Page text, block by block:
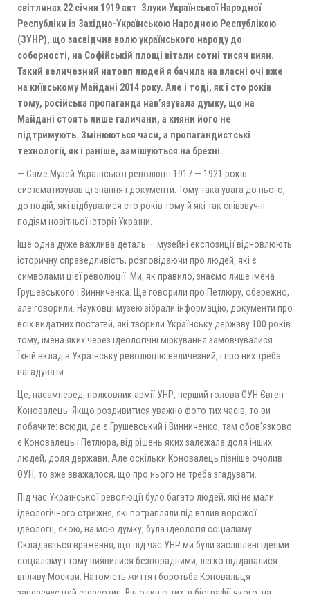
світлинах 22 січня 1919 акт Злуки Української Народної
Республіки із Західно-Українською Народною Республікою
(ЗУНР), що засвідчив волю українського народу до
соборності, на Софійській площі вітали сотні тисяч киян.
Такий величезний натовп людей я бачила на власні очі вже
на київському Майдані 2014 року. Але і тоді, як і сто років
тому, російська пропаганда нав’язувала думку, що на
Майдані стоять лише галичани, а кияни його не
підтримують. Змінюються часи, а пропагандистські
технології, як і раніше, замішуються на брехні.
— Саме Музей Української революції 1917 — 1921 років
систематизував ці знання і документи. Тому така увага до нього,
до подій, які відбувалися сто років тому й які так співзвучні
подіям новітньої історії України.
Іще одна дуже важлива деталь — музейні експозиції відновлюють
історичну справедливість, розповідаючи про людей, які є
символами цієї революції. Ми, як правило, знаємо лише імена
Грушевського і Винниченка. Ще говорили про Петлюру, обережно,
але говорили. Науковці музею зібрали інформацію, документи про
всіх видатних постатей, які творили Українську державу 100 років
тому, імена яких через ідеологічні міркування замовчувалися.
Їхній вклад в Українську революцію величезний, і про них треба
нагадувати.
Це, насамперед, полковник армії УНР, перший голова ОУН Євген
Коновалець. Якщо роздивитися уважно фото тих часів, то ви
побачите: всюди, де є Грушевський і Винниченко, там обов’язково
є Коновалець і Петлюра, від рішень яких залежала доля інших
людей, доля держави. Але оскільки Коновалець пізніше очолив
ОУН, то вже вважалося, що про нього не треба згадувати.
Під час Української революції було багато людей, які не мали
ідеологічного стрижня, які потрапляли під вплив ворожої
ідеології, якою, на мою думку, була ідеологія соціалізму.
Складається враження, що під час УНР ми були засліплені ідеями
соціалізму і тому виявилися безпорадними, легко піддавалися
впливу Москви. Натомість життя і боротьба Коновальця